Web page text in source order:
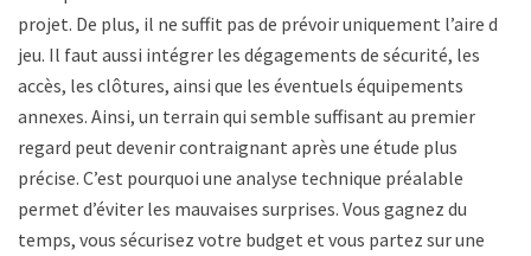
projet. De plus, il ne suffit pas de prévoir uniquement l’aire de
jeu. Il faut aussi intégrer les dégagements de sécurité, les
accès, les clôtures, ainsi que les éventuels équipements
annexes. Ainsi, un terrain qui semble suffisant au premier
regard peut devenir contraignant après une étude plus
précise. C’est pourquoi une analyse technique préalable
permet d’éviter les mauvaises surprises. Vous gagnez du
temps, vous sécurisez votre budget et vous partez sur une